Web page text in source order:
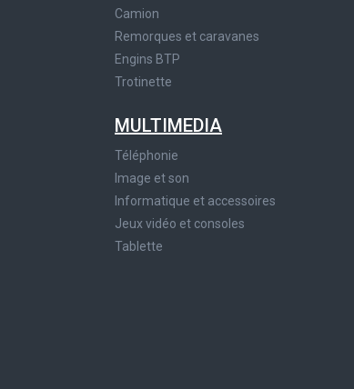
Camion
Remorques et caravanes
Engins BTP
Trotinette
MULTIMEDIA
Téléphonie
Image et son
Informatique et accessoires
Jeux vidéo et consoles
Tablette